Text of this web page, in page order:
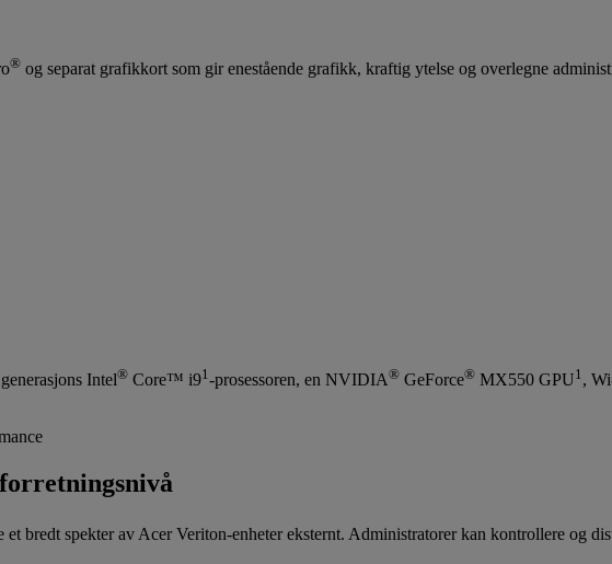
® og separat grafikkort som gir enestående grafikk, kraftig ytelse og overlegne
Intel® Core™ i91-prosessoren, en NVIDIA® GeForce® MX550 GPU1,
bredt spekter av Acer Veriton-enheter eksternt. Administratorer kan kontrollere og